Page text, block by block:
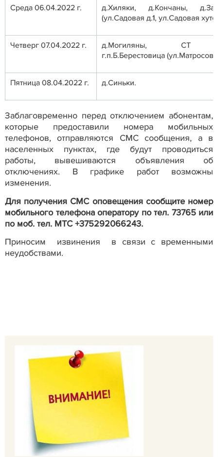
Среда 06.04.2022 г.
д.Хиляки, д.Кончаны,
(ул.Садовая д.1, ул.Садовая
Четверг 07.04.2022 г.
д.Могиляны, СТ
г.п.Б.Берестовица (ул.Матросова
Пятница 08.04.2022 г. д.Синьки.
Заблаговременно перед отключением абонентам,
которые предоставили номера мобильных
телефонов, отправляются СМС сообщения, а в
населенных пунктах, где будут проводиться
работы, вывешиваются объявления об
отключениях. В графике работ возможны
изменения.
Для получения СМС оповещения сообщите номер
мобильного телефона оператору по тел. 73765 или
по моб. тел. МТС +375292066243.
Приносим извинения в связи с временными
неудобствами.